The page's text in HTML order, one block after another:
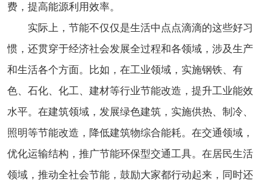
费，提高能源利用效率。
实际上，节能不仅仅是生活中点点滴滴的这些好习
惯，还贯穿于经济社会发展全过程和各领域，涉及生产
和生活各个方面。比如，在工业领域，实施钢铁、有
色、石化、化工、建材等行业节能改造，提升工业能效
水平。在建筑领域，发展绿色建筑，实施供热、制冷、
照明等节能改造，降低建筑物综合能耗。在交通领域，
优化运输结构，推广节能环保型交通工具。在居民生活
领域，推动全社会节能，鼓励大家都行动起来，同时还